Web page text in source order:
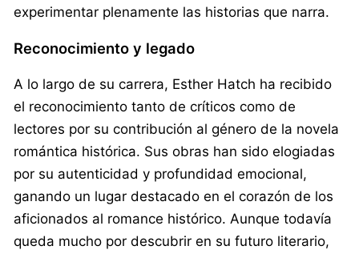
experimentar plenamente las historias que narra.
Reconocimiento y legado
A lo largo de su carrera, Esther Hatch ha recibido
el reconocimiento tanto de críticos como de
lectores por su contribución al género de la novela
romántica histórica. Sus obras han sido elogiadas
por su autenticidad y profundidad emocional,
ganando un lugar destacado en el corazón de los
aficionados al romance histórico. Aunque todavía
queda mucho por descubrir en su futuro literario,